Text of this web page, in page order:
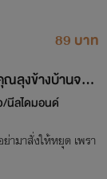
89 บาท
ณลุงข้างบ้านจนข
นีลไดมอนด์
ย่ามาสั่งให้หยุด เพรา